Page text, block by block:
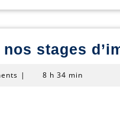
stages
| 8 h 34 min